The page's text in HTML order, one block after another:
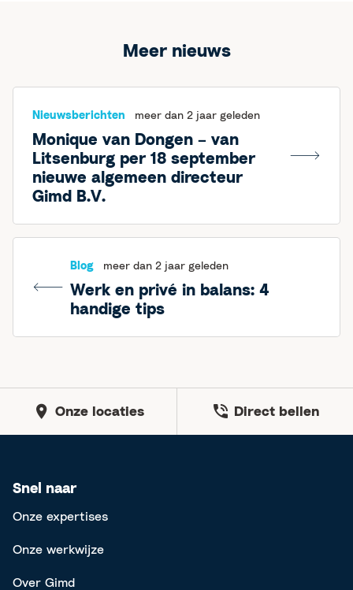
Meer nieuws
Nieuwsberichten meer dan 2 jaar geleden
Monique van Dongen – van
Litsenburg per 18 september
nieuwe algemeen directeur
Gimd B.V.
Blog meer dan 2 jaar geleden
Werk en privé in balans: 4
handige tips
Onze locaties Direct bellen
Snel naar
Onze expertises
Onze werkwijze
Over Gimd